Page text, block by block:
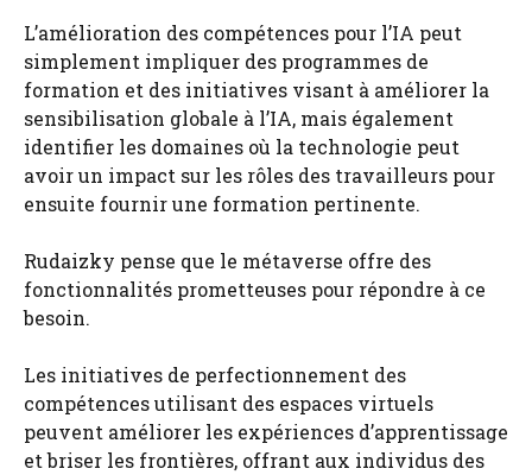
L’amélioration des compétences pour l’IA peut
simplement impliquer des programmes de
formation et des initiatives visant à améliorer la
sensibilisation globale à l’IA, mais également
identifier les domaines où la technologie peut
avoir un impact sur les rôles des travailleurs pour
ensuite fournir une formation pertinente.
Rudaizky pense que le métaverse offre des
fonctionnalités prometteuses pour répondre à ce
besoin.
Les initiatives de perfectionnement des
compétences utilisant des espaces virtuels
peuvent améliorer les expériences d’apprentissage
et briser les frontières, offrant aux individus des